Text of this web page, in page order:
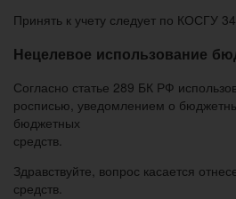
Принять к учету следует по КОСГУ
Нецелевое использование
Согласно статье 289 БК РФ
росписью, уведомлением о
бюджетных
средств.
Здравствуйте, вопрос касается
средств.